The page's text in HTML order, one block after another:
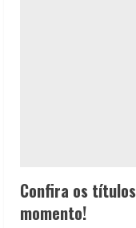
Confira os
momento!